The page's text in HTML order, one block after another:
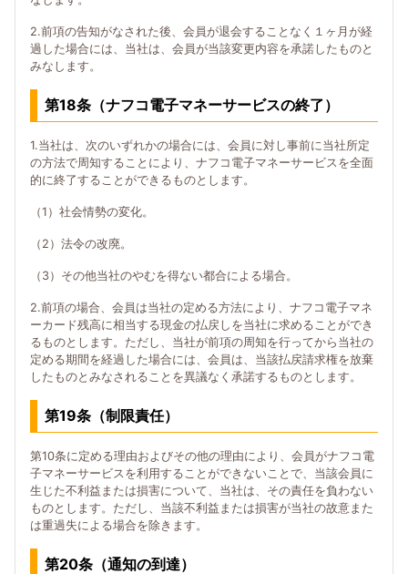
2.前項の告知がなされた後、会員が退会することなく１ヶ月が経
過した場合には、当社は、会員が当該変更内容を承諾したものと
みなします。
第18条（ナフコ電子マネーサービスの終了）
1.当社は、次のいずれかの場合には、会員に対し事前に当社所定
の方法で周知することにより、ナフコ電子マネーサービスを全面
的に終了することができるものとします。
（1）社会情勢の変化。
（2）法令の改廃。
（3）その他当社のやむを得ない都合による場合。
2.前項の場合、会員は当社の定める方法により、ナフコ電子マネ
ーカード残高に相当する現金の払戻しを当社に求めることができ
るものとします。ただし、当社が前項の周知を行ってから当社の
定める期間を経過した場合には、会員は、当該払戻請求権を放棄
したものとみなされることを異議なく承諾するものとします。
第19条（制限責任）
第10条に定める理由およびその他の理由により、会員がナフコ電
子マネーサービスを利用することができないことで、当該会員に
生じた不利益または損害について、当社は、その責任を負わない
ものとします。ただし、当該不利益または損害が当社の故意また
は重過失による場合を除きます。
第20条（通知の到達）